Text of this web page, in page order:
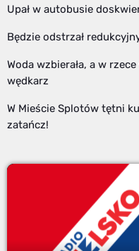
Upał w autobusie
Będzie odstrzał
Woda wzbierała, a w
wędkarz
W Mieście Splotów tętni
zatańcz!